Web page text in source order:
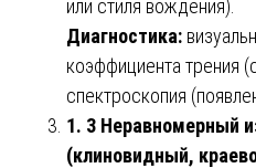
или стиля вождения).
Диагностика:
коэффициента трения
спектроскопия
1. 3 Неравномерный
(клиновидный,